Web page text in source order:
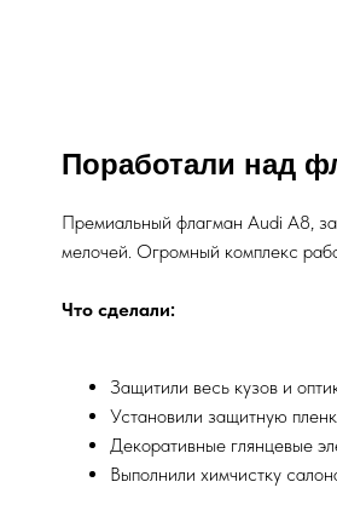
Поработали над
Премиальный флагман Audi A8,
мелочей. Огромный комплекс
Что сделали:
Защитили весь кузов и
Установили защитную
Декоративные глянцевые
Выполнили химчистку